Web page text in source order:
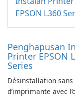
Penghapusan
Printer EPSON
Series
Désinstallation
d’imprimante avec